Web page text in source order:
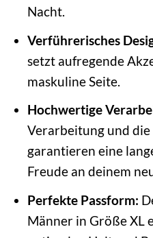
Nacht.
Verführerisches
setzt aufregende
maskuline Seite.
Hochwertige
Verarbeitung und
garantieren eine
Freude an deinem
Perfekte Passform:
Männer in Größe XL